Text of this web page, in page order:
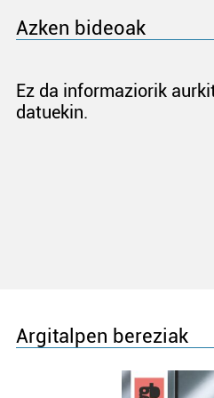
Azken bideoak
Ez da informaziorik
datuekin.
Argitalpen bereziak